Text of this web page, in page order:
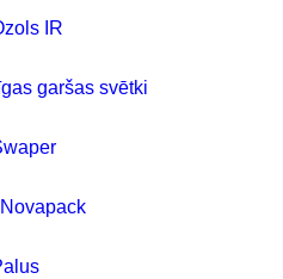
IR
garšas svētki
Novapack